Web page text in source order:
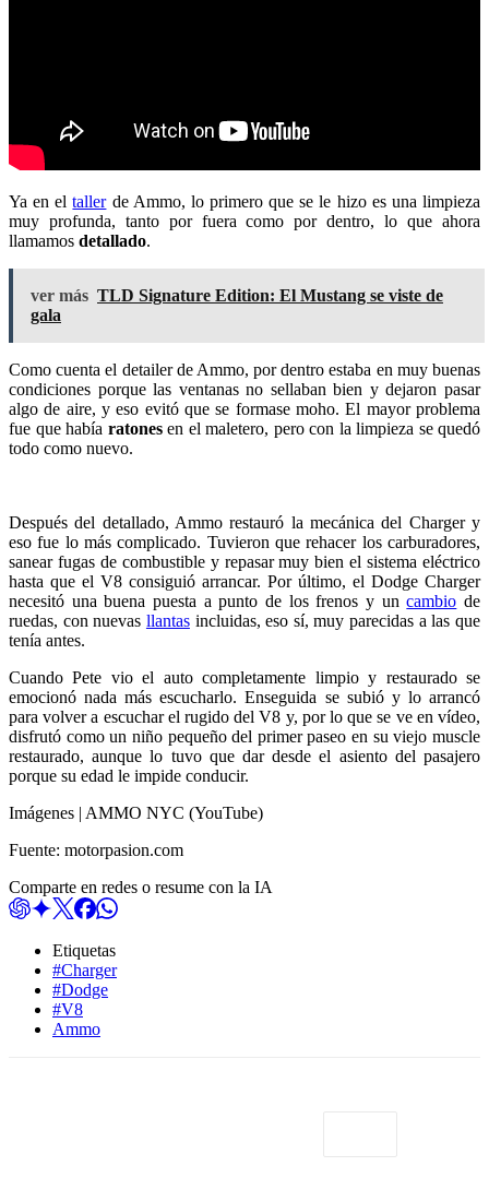
Ya en eltallerde Ammo, lo primero que se le hizo es una limpieza
muy profunda, tanto por fuera como por dentro, lo que ahora
llamamos detallado.
ver más TLD Signature Edition: El Mustang se viste de
gala
Como cuenta el detailer de Ammo, por dentro estaba en muy buenas
condiciones porque las ventanas no sellaban bien y dejaron pasar
algo de aire, y eso evitó que se formase moho. El mayor problema
fue que había ratonesen el maletero, pero con la limpieza se quedó
todo como nuevo.
Después del detallado, Ammo restauró la mecánica del Charger y
eso fue lo más complicado. Tuvieron que rehacer los carburadores,
sanear fugas de combustible y repasar muy bien el sistema eléctrico
hasta que el V8 consiguió arrancar. Por último, el Dodge Charger
necesitó una buena puesta a punto de los frenos y uncambio de
ruedas, con nuevas llantasincluidas, eso sí, muy parecidas a las que
tenía antes.
Cuando Pete vio el auto completamente limpio y restaurado se
emocionó nada más escucharlo. Enseguida se subió y lo arrancó
para volver a escuchar el rugido del V8 y, por lo que se ve en vídeo,
disfrutó como un niño pequeño del primer paseo en su viejo muscle
restaurado, aunque lo tuvo que dar desde el asiento del pasajero
porque su edad le impide conducir.
Imágenes | AMMO NYC (YouTube)
Fuente: motorpasion.com
Comparte en redes o resume con la IA
Etiquetas
#Charger
#Dodge
#V8
Ammo